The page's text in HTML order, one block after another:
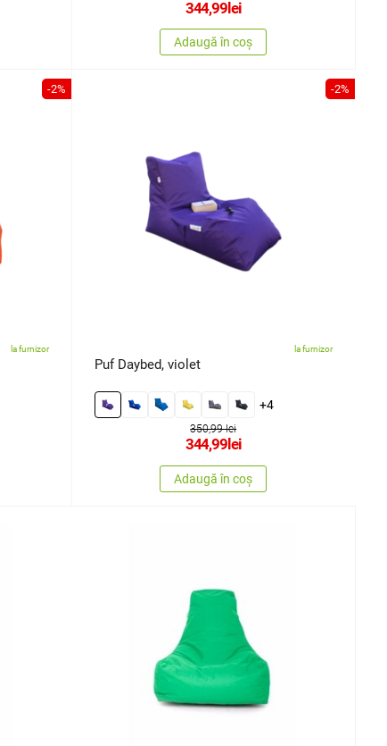
344,99lei
Adaugă în coș
-2%
la furnizor
-2%
la furnizor
Puf Daybed, violet
+4
350,99 lei
344,99 lei
Adaugă în coș